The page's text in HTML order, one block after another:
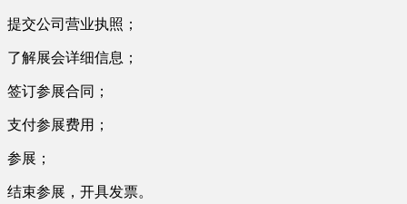
提交公司营业执照；
了解展会详细信息；
签订参展合同；
支付参展费用；
参展；
结束参展，开具发票。